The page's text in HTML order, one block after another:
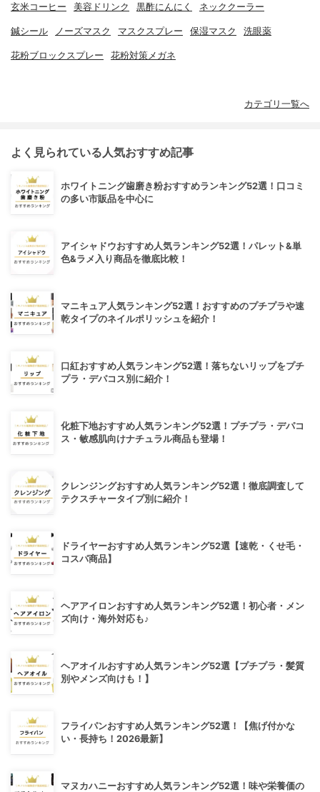
玄米コーヒー 美容ドリンク 黒酢にんにく ネッククーラー
鍼シール ノーズマスク マスクスプレー 保湿マスク 洗眼薬
花粉ブロックスプレー 花粉対策メガネ
カテゴリ一覧へ
よく見られている人気おすすめ記事
ホワイトニング歯磨き粉おすすめランキング52選！口コミ
の多い市販品を中心に
アイシャドウおすすめ人気ランキング52選！パレット&単
色&ラメ入り商品を徹底比較！
マニキュア人気ランキング52選！おすすめのプチプラや速
乾タイプのネイルポリッシュを紹介！
口紅おすすめ人気ランキング52選！落ちないリップをプチ
プラ・デパコス別に紹介！
化粧下地おすすめ人気ランキング52選！プチプラ・デパコ
ス・敏感肌向けナチュラル商品も登場！
クレンジングおすすめ人気ランキング52選！徹底調査して
テクスチャータイプ別に紹介！
ドライヤーおすすめ人気ランキング52選【速乾・くせ毛・
コスパ商品】
ヘアアイロンおすすめ人気ランキング52選！初心者・メン
ズ向け・海外対応も♪
ヘアオイルおすすめ人気ランキング52選【プチプラ・髪質
別やメンズ向けも！】
フライパンおすすめ人気ランキング52選！【焦げ付かな
い・長持ち！2026最新】
マヌカハニーおすすめ人気ランキング52選！味や栄養価の